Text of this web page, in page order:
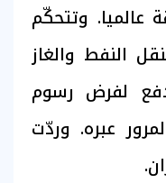
عالميا. وتتحكّم
النفط والغاز
لفرض رسوم
عبره. وردّت